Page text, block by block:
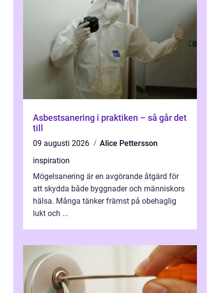
Asbestsanering i praktiken – så går det
till
09 augusti 2026
Alice Pettersson
inspiration
Mögelsanering är en avgörande åtgärd för
att skydda både byggnader och människors
hälsa. Många tänker främst på obehaglig
lukt och ...